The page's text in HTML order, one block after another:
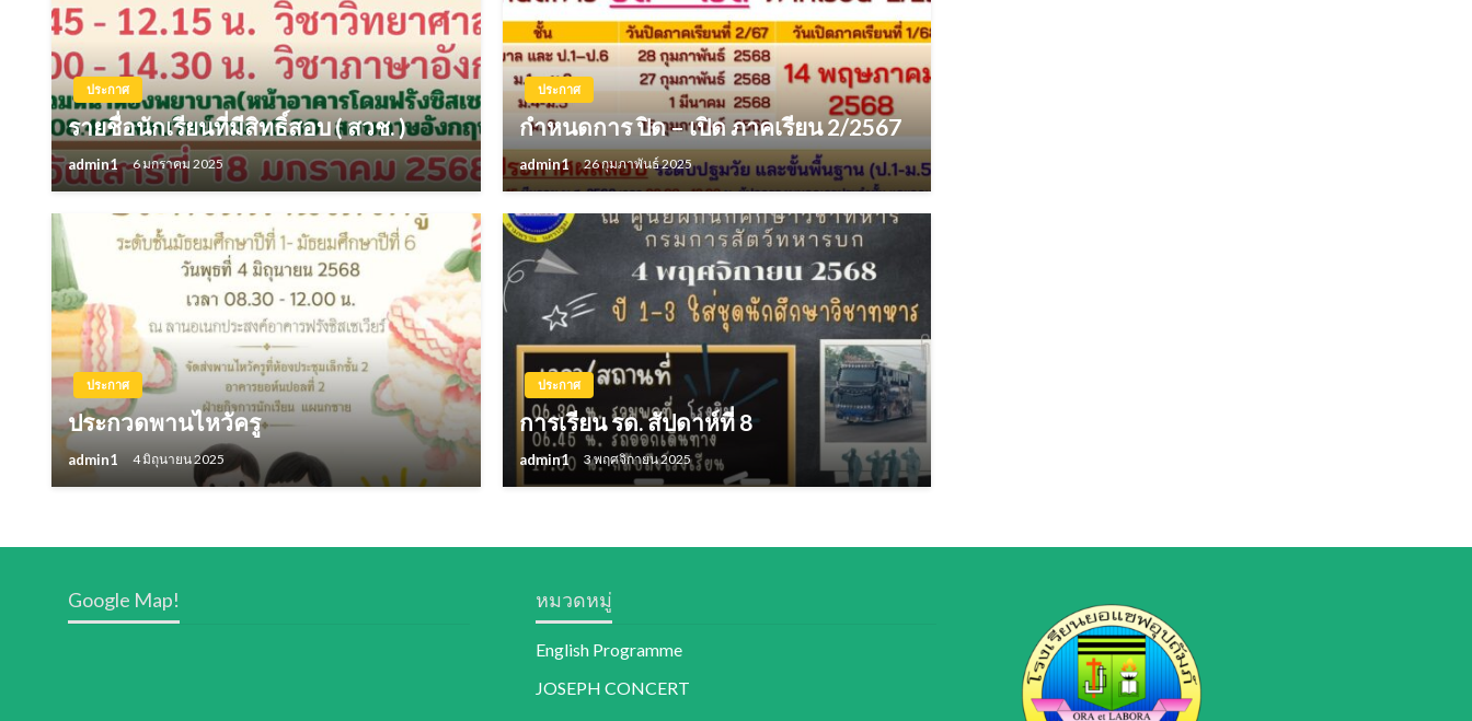
ประกาศ
รายชื่อนักเรียนที่มีสิทธิ์สอบ ( สวช. )
admin1 6 มกราคม 2025
ประกาศ
กำหนดการ ปิด – เปิด ภาคเรียน 2/2567
admin1 26 กุมภาพันธ์ 2025
ประกาศ
ประกวดพานไหวัครู
admin1 4 มิถุนายน 2025
ประกาศ
การเรียน รด. สัปดาห์ที่ 8
admin1 3 พฤศจิกายน 2025
Google Map! หมวดหมู่
English Programme
JOSEPH CONCERT